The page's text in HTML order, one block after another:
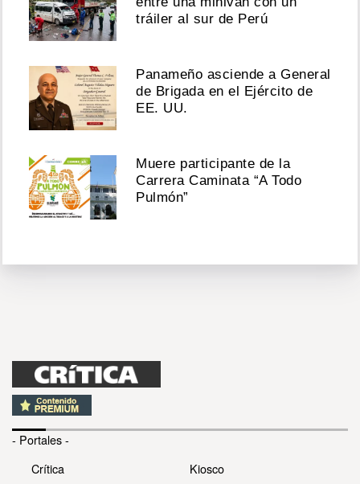
tráiler al sur de Perú
Panameño asciende a General
de Brigada en el Ejército de
EE. UU.
Muere participante de la
Carrera Caminata “A Todo
Pulmón”
- Portales -
Crítica
Kiosco